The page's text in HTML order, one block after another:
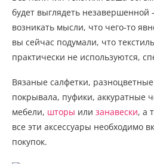
будет выглядеть незавершенной
возникать мысли, что чего-то
вы сейчас подумали, что
практически не используются,
Вязаные салфетки,
покрывала, пуфики, аккуратные
мебели, шторы или занавески, а
все эти аксессуары необходимо
покупок.